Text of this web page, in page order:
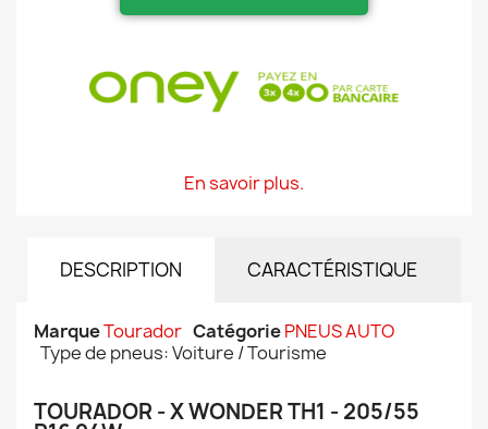
En savoir plus.
DESCRIPTION CARACTÉRISTIQUE
MarqueTourador CatégoriePNEUS AUTO
Type de pneus: Voiture / Tourisme
TOURADOR - X WONDER TH1 - 205/55